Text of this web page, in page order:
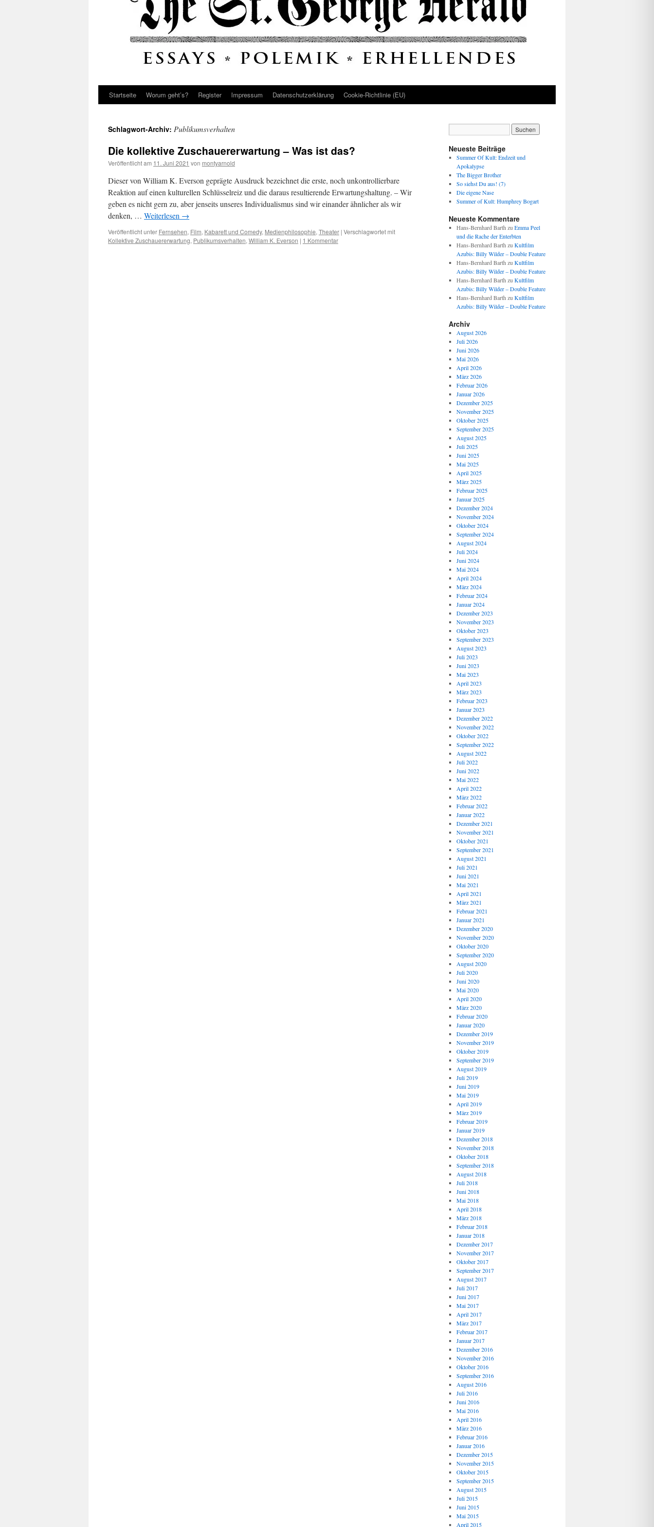
Startseite Worum geht’s? Register Impressum Datenschutz­erklärung Cookie-Richtlinie (EU)
Schlagwort-Archiv: Publikumsverhalten
Die kollektive Zuschauererwartung – Was ist das?
Veröffentlicht am 11. Juni 2021 von montyarnold
Dieser von William K. Everson geprägte Ausdruck bezeichnet die erste, noch unkontrollierbare
Reaktion auf einen kulturellen Schlüsselreiz und die daraus resultierende Erwartungshaltung. – Wir
geben es nicht gern zu, aber jenseits unseres Individualismus sind wir einander ähnlicher als wir
denken, … Weiterlesen →
Veröffentlicht unter Fernsehen, Film, Kabarett und Comedy, Medienphilosophie, Theater | Verschlagwortet mit
Kollektive Zuschauererwartung, Publikumsverhalten, William K. Everson | 1 Kommentar
Neueste Beiträge
Summer Of Kult: Endzeit und
Apokalypse
The Bigger Brother
So siehst Du aus! (7)
Die eigene Nase
Summer of Kult: Humphrey Bogart
Neueste Kommentare
Hans-Bernhard Barth zu Emma Peel
und die Rache der Enterbten
Hans-Bernhard Barth zu Kultfilm
Azubis: Billy Wilder – Double Feature
Hans-Bernhard Barth zu Kultfilm
Azubis: Billy Wilder – Double Feature
Hans-Bernhard Barth zu Kultfilm
Azubis: Billy Wilder – Double Feature
Hans-Bernhard Barth zu Kultfilm
Azubis: Billy Wilder – Double Feature
Archiv
August 2026
Juli 2026
Juni 2026
Mai 2026
April 2026
März 2026
Februar 2026
Januar 2026
Dezember 2025
November 2025
Oktober 2025
September 2025
August 2025
Juli 2025
Juni 2025
Mai 2025
April 2025
März 2025
Februar 2025
Januar 2025
Dezember 2024
November 2024
Oktober 2024
September 2024
August 2024
Juli 2024
Juni 2024
Mai 2024
April 2024
März 2024
Februar 2024
Januar 2024
Dezember 2023
November 2023
Oktober 2023
September 2023
August 2023
Juli 2023
Juni 2023
Mai 2023
April 2023
März 2023
Februar 2023
Januar 2023
Dezember 2022
November 2022
Oktober 2022
September 2022
August 2022
Juli 2022
Juni 2022
Mai 2022
April 2022
März 2022
Februar 2022
Januar 2022
Dezember 2021
November 2021
Oktober 2021
September 2021
August 2021
Juli 2021
Juni 2021
Mai 2021
April 2021
März 2021
Februar 2021
Januar 2021
Dezember 2020
November 2020
Oktober 2020
September 2020
August 2020
Juli 2020
Juni 2020
Mai 2020
April 2020
März 2020
Februar 2020
Januar 2020
Dezember 2019
November 2019
Oktober 2019
September 2019
August 2019
Juli 2019
Juni 2019
Mai 2019
April 2019
März 2019
Februar 2019
Januar 2019
Dezember 2018
November 2018
Oktober 2018
September 2018
August 2018
Juli 2018
Juni 2018
Mai 2018
April 2018
März 2018
Februar 2018
Januar 2018
Dezember 2017
November 2017
Oktober 2017
September 2017
August 2017
Juli 2017
Juni 2017
Mai 2017
April 2017
März 2017
Februar 2017
Januar 2017
Dezember 2016
November 2016
Oktober 2016
September 2016
August 2016
Juli 2016
Juni 2016
Mai 2016
April 2016
März 2016
Februar 2016
Januar 2016
Dezember 2015
November 2015
Oktober 2015
September 2015
August 2015
Juli 2015
Juni 2015
Mai 2015
April 2015